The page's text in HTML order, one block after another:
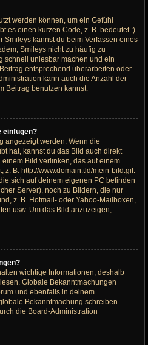
werden können, um ein Gefühl
es einen kurzen Code, z. B. bedeutet :)
Smileys kannst du beim Verfassen eines
Smileys nicht zu häufig zu
schnell unlesbar machen und ein
entsprechend überarbeiten oder
kann auch die Anzahl der
Beitrag benutzen kannst.
einfügen?
angezeigt werden. Wenn die
hat, kannst du das Bild auch direkt
Bild verlinken, das auf einem
z. B. http://www.domain.tld/mein-bild.gif.
sich auf deinem eigenen PC befinden
Server), noch zu Bildern, die nur
z. B. Hotmail- oder Yahoo-Mailboxen,
usw. Um das Bild anzuzeigen,
wichtige Informationen, deshalb
Globale Bekanntmachungen
und ebenfalls in deinem
Bekanntmachung schreiben
die Board-Administration